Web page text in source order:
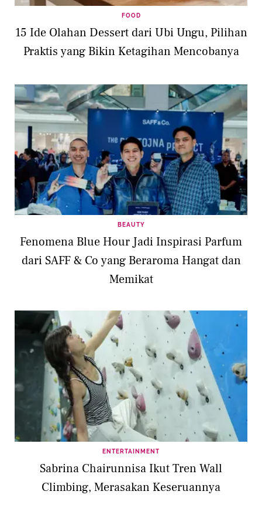
FOOD
15 Ide Olahan Dessert dari Ubi Ungu, Pilihan
Praktis yang Bikin Ketagihan Mencobanya
BEAUTY
Fenomena Blue Hour Jadi Inspirasi Parfum
dari SAFF & Co yang Beraroma Hangat dan
Memikat
ENTERTAINMENT
Sabrina Chairunnisa Ikut Tren Wall
Climbing, Merasakan Keseruannya